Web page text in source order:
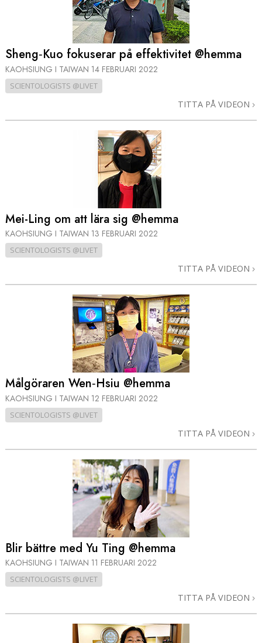
Sheng‑Kuo fokuserar på effektivitet @hemma
KAOHSIUNG I TAIWAN 14 FEBRUARI 2022
SCIENTOLOGISTS @LIVET
TITTA PÅ VIDEON
Mei-Ling om att lära sig @hemma
KAOHSIUNG I TAIWAN 13 FEBRUARI 2022
SCIENTOLOGISTS @LIVET
TITTA PÅ VIDEON
Målgöraren Wen‑Hsiu @hemma
KAOHSIUNG I TAIWAN 12 FEBRUARI 2022
SCIENTOLOGISTS @LIVET
TITTA PÅ VIDEON
Blir bättre med Yu Ting @hemma
KAOHSIUNG I TAIWAN 11 FEBRUARI 2022
SCIENTOLOGISTS @LIVET
TITTA PÅ VIDEON